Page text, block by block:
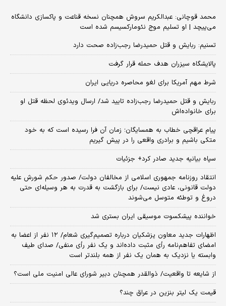
محمد قوچانی: عبدالکریم سروش همچنان نسخه قناعت و پاکسازی دانشگاه
می‌پیچد | او تسلیم موج نئومارکسیسم شده است
تسنیم: ربایش و قتل حمیدرضا رجب‌زاده صحت دارد
پالایشگاه سیزران هدف حمله قرار گرفت
شرط مهم آمریکا برای لغو محاصره دریایی ایران
ربایش و قتل حمیدرضا رجب‌زاده تایید شد/ ارسال ویدئوی لحظه قتل او
برای خانواده‌اش
پیام عراقچی خطاب به همسایگان؛ زمان آن فرا رسیده است که به خود
متکی باشیم و برادری واقعی را در پیش گیریم
سپاه بیانیه جدید صادر کرد+ جزئیات
انتقاد روزنامه جمهوری اسلامی از مخالفان دولت/ صدور حکم شورش علیه
دولت قانونی، عادی نیست/ برای بازگشت به قدرت به هر وسیله‌ای حتی
دروغ و توطئه متوسل می‌شوند
خواننده پیشکسوت موسیقی ایران بستری شد
اظهارات جدید معاون پزشکیان درباره تصمیم‌گیری شعام/ ۱۲ نفر از اعضا به
امضای تفاهم‌نامه رأی مثبت داده‌اند و یک نفر رأی منفی/ صدای طیف
وابسته یا نزدیک به همان یک نفر از همه بلندتر است
از شایعه تا واقعیت/ ذوالقدر همچنان دبیر شورای ‌عالی امنیت ملی است؟
قیمت یک لیتر بنزین در عراق چند؟